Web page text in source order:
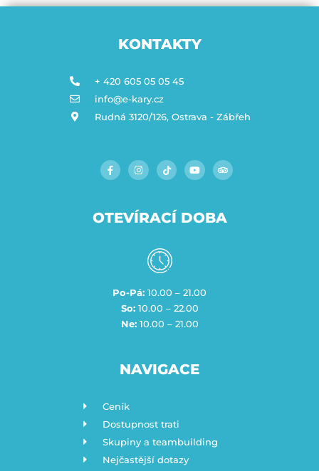
KONTAKTY
+ 420 605 05 05 45
info@e-kary.cz
Rudná 3120/126, Ostrava - Zábřeh
OTEVÍRACÍ DOBA
Po-Pá: 10.00 – 21.00
So:10.00 – 22.00
Ne:10.00 – 21.00
NAVIGACE
Ceník
Dostupnost trati
Skupiny a teambuilding
Nejčastější dotazy